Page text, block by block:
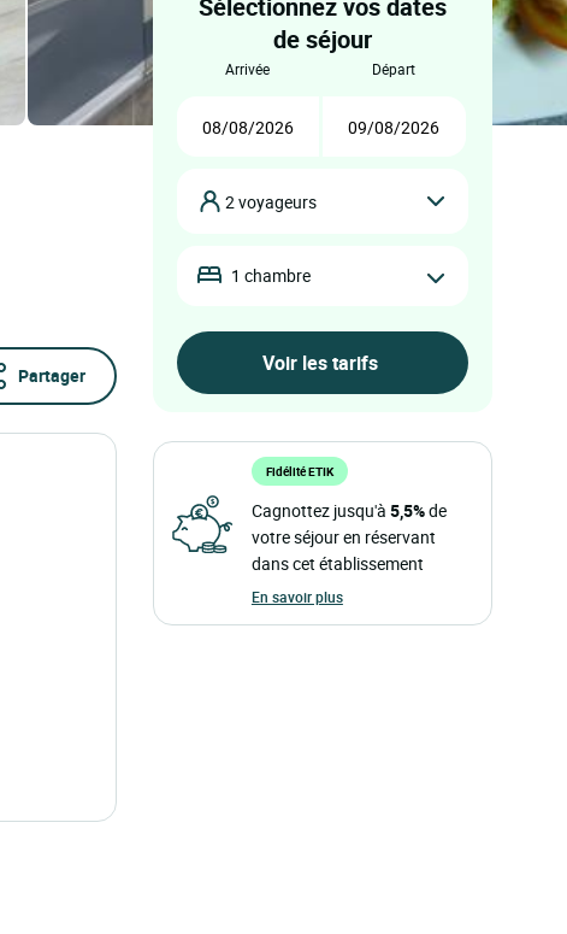
Partager
Sélectionnez vos dates
de séjour
arrivée départ
2 voyageurs
1 chambre
Fidélité ETIK
Cagnottez jusqu'à 5,5%de
votre séjour en réservant
dans cet établissement
En savoir plus